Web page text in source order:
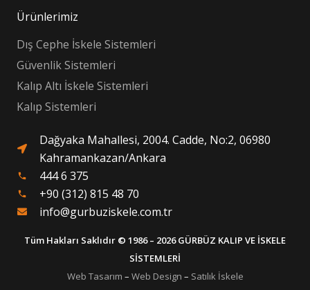
Ürünlerimiz
Dış Cephe İskele Sistemleri
Güvenlik Sistemleri
Kalıp Altı İskele Sistemleri
Kalıp Sistemleri
Dağyaka Mahallesi, 2004. Cadde, No:2, 06980
Kahramankazan/Ankara
phone 444 6 375
phone
+90 (312) 815 48 70
info@gurbuziskele.com.tr
Tüm Hakları Saklıdır © 1986 – 2026 GÜRBÜZ KALIP VE İSKELE
SİSTEMLERİ
Web Tasarım – Web Design – Satılık İskele